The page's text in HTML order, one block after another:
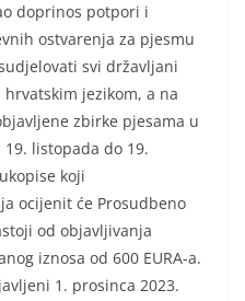
doprinos potpori i
ostvarenja za pjesmu
svi državljani
jezikom, a na
zbirke pjesama u
listopada do 19.
koji
ocijenit će Prosudbeno
od objavljivanja
iznosa od 600 EURA-a.
1. prosinca 2023.